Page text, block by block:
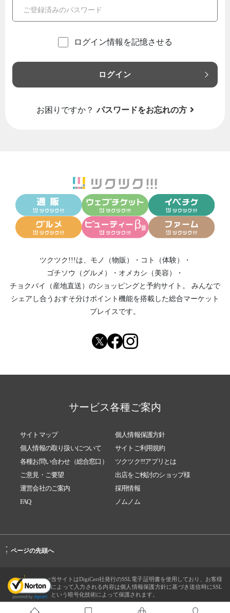
ログイン情報を記憶させる
ログイン
お困りですか？ パスワードをお忘れの方
ツクツク!!!は、 モノ（物販） ・ コト（体験）
・
ゴチソウ（グルメ）
・ オメカシ（美容）
・
チョクバイ（産地直送） のショッピングと予約サイト。
みんなで
シェアし合う おすそ分けポイント機能を搭載した総合マーケット
プレイスです。
サービス各種ご案内
サイトマップ
個人情報保護方針
個人情報の取り扱いについて
サイトご利用規約
各種お問い合わせ（総合窓口）
ツクツク!!!アプリとは
ご意見・ご要望
出店をご検討のショップ様
運営会社のご案内
採用情報
FAQ
ノムノム
-
↑ ページの先頭へ
当サイトはDigiCert社発行のSSL電子証明書を使用しており、お客様
によって入力される内容は個人情報保護方針に基づき送信時にSSL
という暗号化技術によって保護されます。